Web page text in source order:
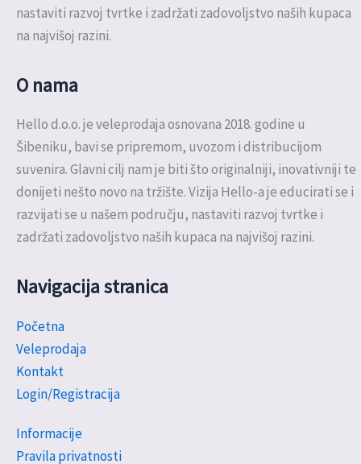
nastaviti razvoj tvrtke i zadržati zadovoljstvo naših kupaca
na najvišoj razini.
O nama
Hello d.o.o. je veleprodaja osnovana 2018. godine u
Šibeniku, bavi se pripremom, uvozom i distribucijom
suvenira. Glavni cilj nam je biti što originalniji, inovativniji te
donijeti nešto novo na tržište. Vizija Hello-a je educirati se i
razvijati se u našem području, nastaviti razvoj tvrtke i
zadržati zadovoljstvo naših kupaca na najvišoj razini.
Navigacija stranica
Početna
Veleprodaja
Kontakt
Login/Registracija
Informacije
Pravila privatnosti